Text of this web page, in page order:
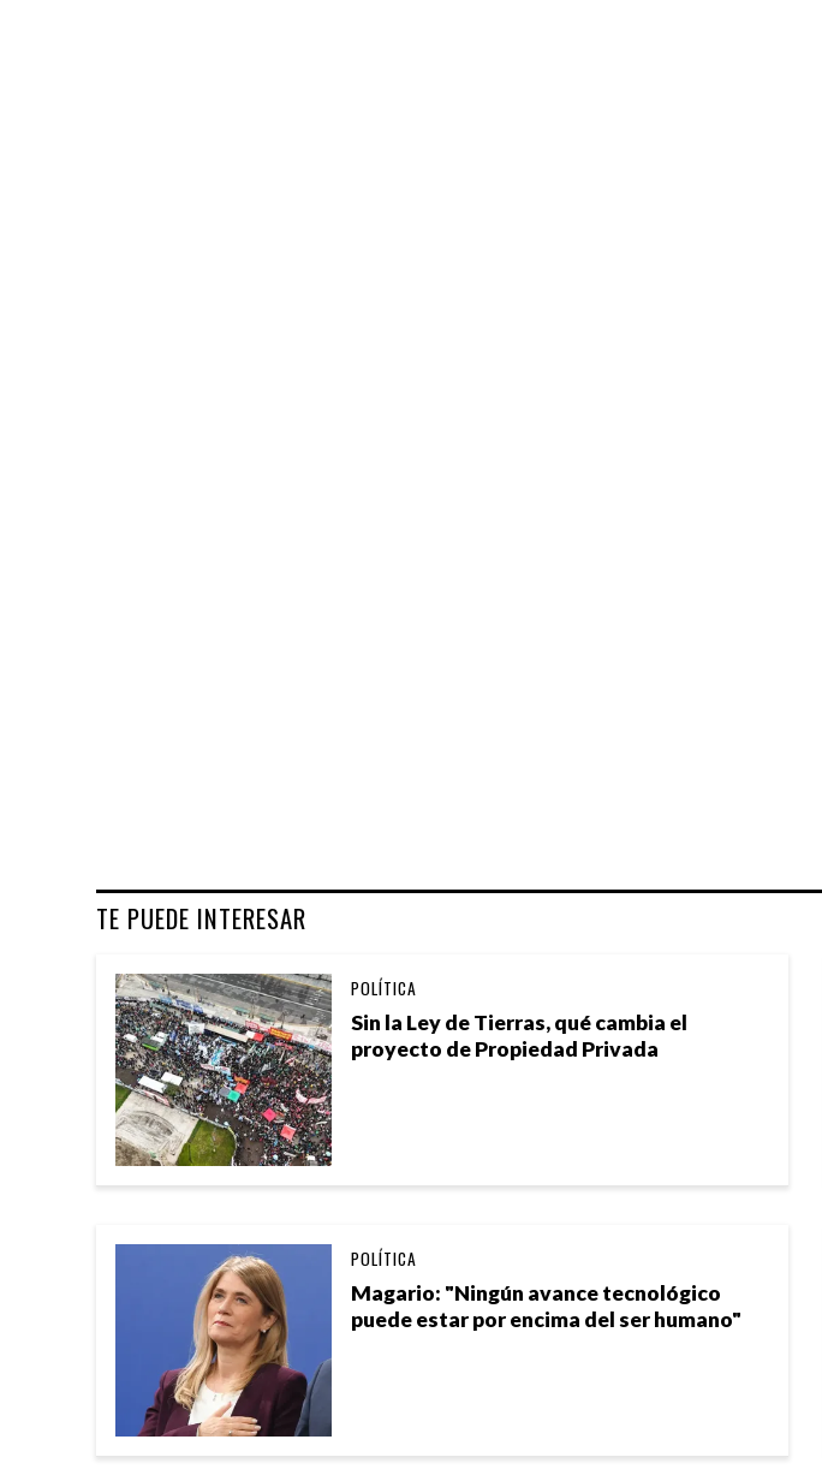
TE PUEDE INTERESAR
Sin la Ley de Tierras, qué cambia el
proyecto de Propiedad Privada
POLÍTICA
Magario: "Ningún avance tecnológico
puede estar por encima del ser humano"
POLÍTICA